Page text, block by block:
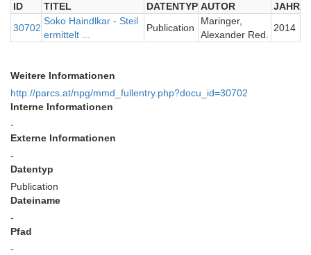
ID
TITEL DATENTYP AUTOR
JAHR
30702
Soko Haindlkar - Steil
ermittelt ...
Publication
Maringer,
Alexander Red.
2014
Weitere Informationen
http://parcs.at/npg/mmd_fullentry.php?docu_id=30702
Interne Informationen
-
Externe Informationen
-
Datentyp
Publication
Dateiname
-
Pfad
-